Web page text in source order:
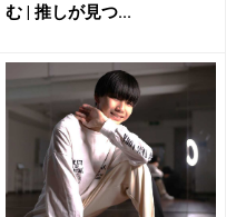
む | 推しが見つ...